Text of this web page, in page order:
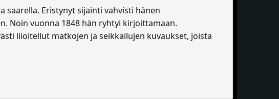
saarella. Eristynyt sijainti vahvisti hänen
Noin vuonna 1848 hän ryhtyi kirjoittamaan.
liioitellut matkojen ja seikkailujen kuvaukset, joista